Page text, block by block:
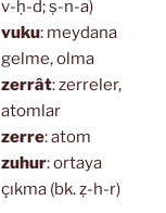
v-ḥ-d; ṣ-n-a)
vuku: meydana
gelme, olma
zerrât: zerreler,
atomlar
zerre: atom
zuhur: ortaya
çıkma (bk. ẓ-h-r)